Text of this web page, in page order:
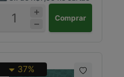
Comprar
37%